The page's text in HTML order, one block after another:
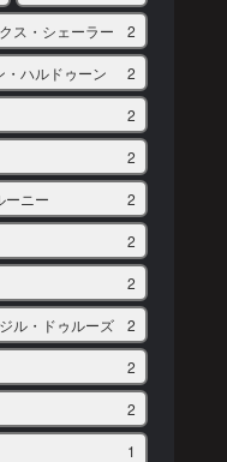
ス・シェーラー 2
・ハルドゥーン 2
2
2
ーニー 2
2
2
ジル・ドゥルーズ 2
2
2
1